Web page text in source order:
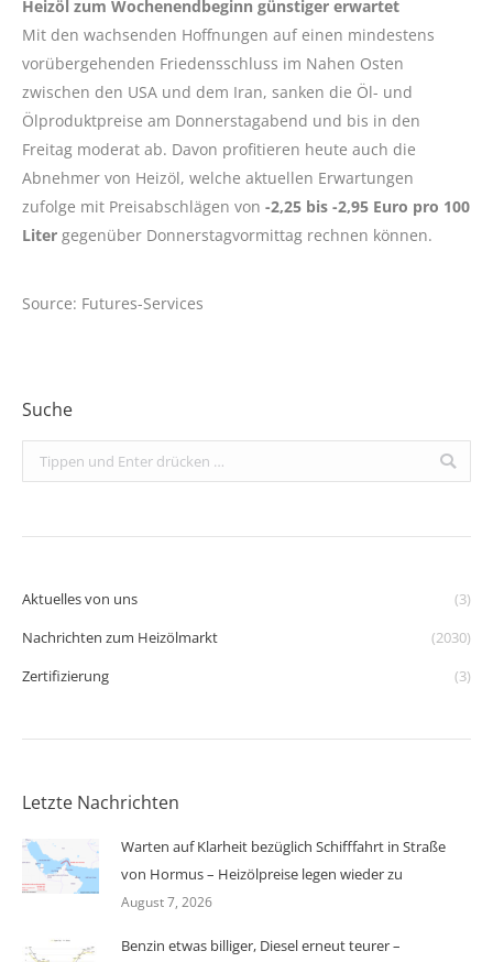
Heizöl zum Wochenendbeginn günstiger erwartet
Mit den wachsenden Hoffnungen auf einen mindestens
vorübergehenden Friedensschluss im Nahen Osten
zwischen den USA und dem Iran, sanken die Öl- und
Ölproduktpreise am Donnerstagabend und bis in den
Freitag moderat ab. Davon profitieren heute auch die
Abnehmer von Heizöl, welche aktuellen Erwartungen
zufolge mit Preisabschlägen von -2,25 bis -2,95 Euro pro 100
Liter gegenüber Donnerstagvormittag rechnen können.
Source: Futures-Services
Suche
Search:
Aktuelles von uns
(3)
Nachrichten zum Heizölmarkt
(2030)
Zertifizierung
(3)
Letzte Nachrichten
Warten auf Klarheit bezüglich Schifffahrt in Straße
von Hormus – Heizölpreise legen wieder zu
August 7, 2026
Benzin etwas billiger, Diesel erneut teurer –